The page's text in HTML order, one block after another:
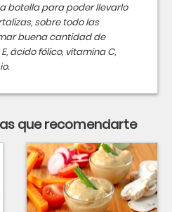
botella para poder llevarlo
sobre todo las
buena cantidad de
ácido fólico, vitamina C,
que recomendarte